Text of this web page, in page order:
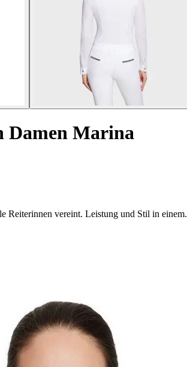
Damen Marina
Reiterinnen vereint. Leistung und Stil in einem.